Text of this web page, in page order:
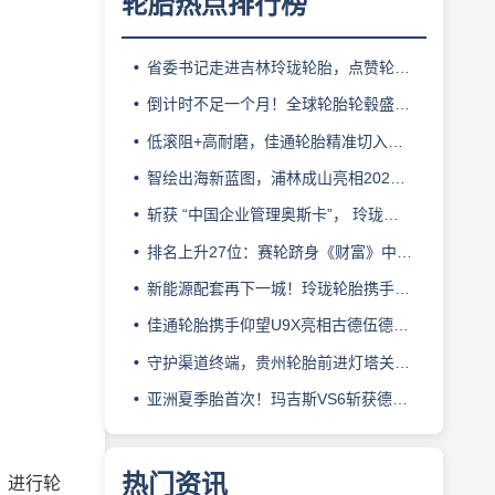
进行轮
省委书记走进吉林玲珑轮胎，点赞轮胎智造标杆
倒计时不足一个月！全球轮胎轮毂盛会即将登陆上海！
低滚阻+高耐磨，佳通轮胎精准切入新能源轻卡赛道
智绘出海新蓝图，浦林成山亮相2026泰中合作博览会
斩获 “中国企业管理奥斯卡”， 玲珑轮胎蝉联 BMC 大奖
排名上升27位：赛轮跻身《财富》中国500强背后的增长逻辑
新能源配套再下一城！玲珑轮胎携手小鹏L03全球上市
佳通轮胎携手仰望U9X亮相古德伍德，以轮胎科技挑战性能边界
守护渠道终端，贵州轮胎前进灯塔关爱基金驰援长春受灾门店
亚洲夏季胎首次！玛吉斯VS6斩获德国TÜV SÜD高阶认证
热门资讯